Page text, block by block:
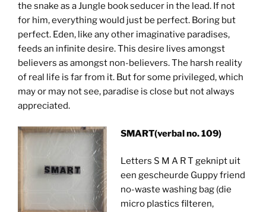
the snake as a Jungle book seducer in the lead. If not
for him, everything would just be perfect. Boring but
perfect. Eden, like any other imaginative paradises,
feeds an infinite desire. This desire lives amongst
believers as amongst non-believers. The harsh reality
of real life is far from it. But for some privileged, which
may or may not see, paradise is close but not always
appreciated.
SMART(verbal no. 109)
Letters S M A R T geknipt uit
een gescheurde Guppy friend
no-waste washing bag (die
micro plastics filteren,